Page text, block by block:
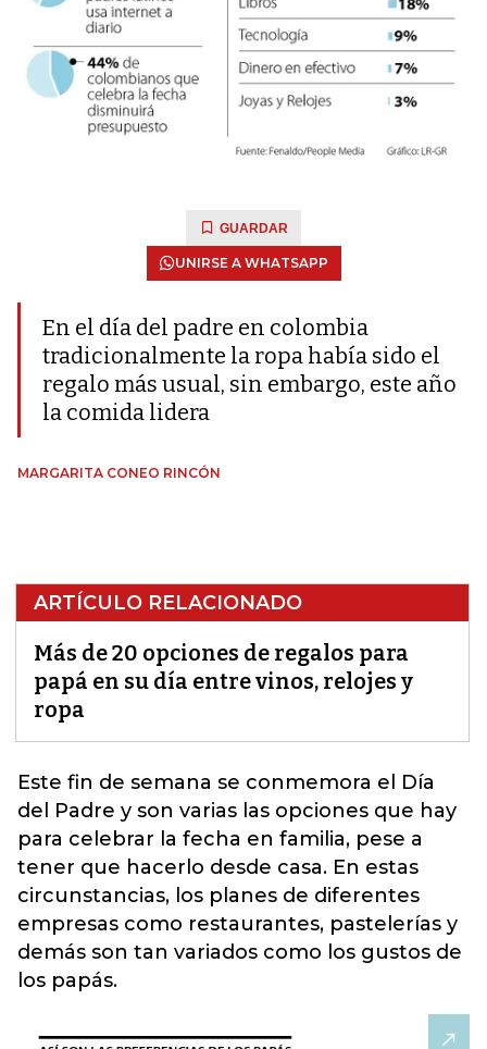
GUARDAR
UNIRSE A WHATSAPP
En el día del padre en colombia
tradicionalmente la ropa había sido el
regalo más usual, sin embargo, este año
la comida lidera
MARGARITA CONEO RINCÓN
ARTÍCULO RELACIONADO
Más de 20 opciones de regalos para
papá en su día entre vinos, relojes y
ropa
Este fin de semana se conmemora el Día
del Padre y son varias las opciones que hay
para celebrar la fecha en familia, pese a
tener que hacerlo desde casa. En estas
circunstancias, los planes de diferentes
empresas como restaurantes, pastelerías y
demás son tan variados como los gustos de
los papás.